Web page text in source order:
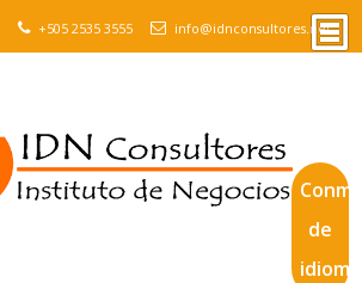
+505 2535 3555 info@idnconsultores.net
de
idioma